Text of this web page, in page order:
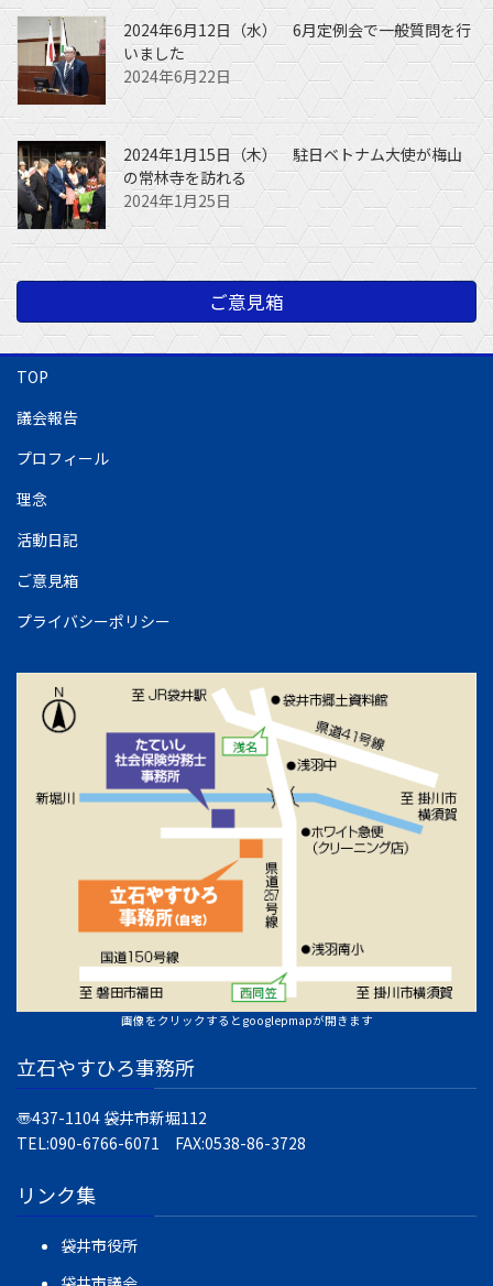
2024年6月12日（水） 6月定例会で一般質問を行
いました
2024年6月22日
2024年1月15日（木） 駐日ベトナム大使が梅山
の常林寺を訪れる
2024年1月25日
ご意見箱
TOP
議会報告
プロフィール
理念
活動日記
ご意見箱
プライバシーポリシー
画像をクリックするとgooglepmapが開きます
立石やすひろ事務所
〠437-1104 袋井市新堀112
TEL:090-6766-6071 FAX:0538-86-3728
リンク集
袋井市役所